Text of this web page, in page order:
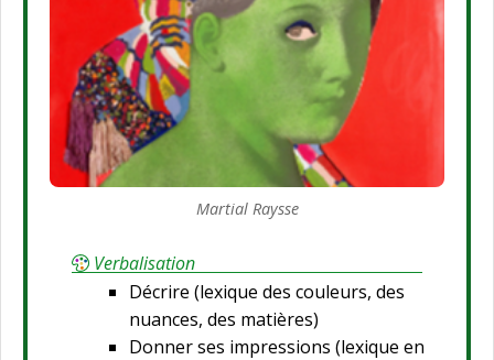
Martial Raysse
Verbalisation
Décrire (lexique des couleurs, des
nuances, des matières)
Donner ses impressions (lexique en